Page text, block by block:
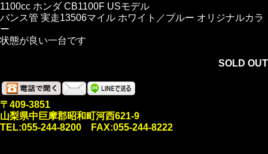
1100cc ホンダ CB1100F USモデル
バンス管 実走13506マイル ホワイト／ブルー オリジナルカラ
ー
状態が良い一台です
SOLD OUT
〒409-3851
山梨県中巨摩郡昭和町河西621-9
TEL:055-244-8200 FAX:055-244-8222